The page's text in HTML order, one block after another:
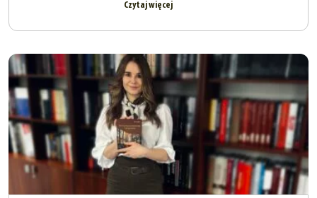
Czytaj więcej